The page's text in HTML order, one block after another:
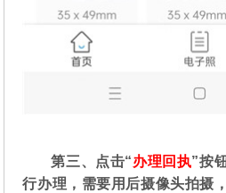
第三、点击“办理回执”按
行办理，需要用后摄像头拍摄